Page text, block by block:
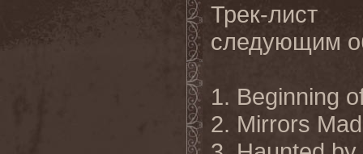
Трек-лист
следующим
1. Beginning
2. Mirrors